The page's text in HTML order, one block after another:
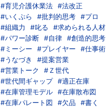
#育児介護休業法 #法改正
#いくぷら
#批判的思考 #プロ
#組織力
#叱る
#求められる人材
#パワー診断 #自律 #創造的思考
#ミーシー
#プレイヤー
#仕事術
#うなづき
#提案営業
#営業トーク
#Ｚ世代
#世代間ギャップ #適正在庫
#在庫管理モデル #在庫散布図
#在庫パレート図
#欠品
#書く